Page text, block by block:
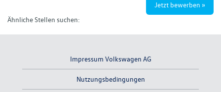
Jetzt bewerben »
Ähnliche Stellen suchen:
Impressum Volkswagen AG
Nutzungsbedingungen